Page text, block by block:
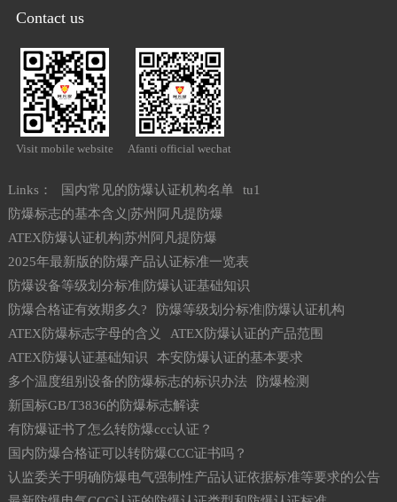
Contact us
Visit mobile website Afanti official wechat
Links： 国内常见的防爆认证机构名单
tu1
防爆标志的基本含义|苏州阿凡提防爆
ATEX防爆认证机构|苏州阿凡提防爆
2025年最新版的防爆产品认证标准一览表
防爆设备等级划分标准|防爆认证基础知识
防爆合格证有效期多久?
防爆等级划分标准|防爆认证机构
ATEX防爆标志字母的含义
ATEX防爆认证的产品范围
ATEX防爆认证基础知识
本安防爆认证的基本要求
多个温度组别设备的防爆标志的标识办法
防爆检测
新国标GB/T3836的防爆标志解读
有防爆证书了怎么转防爆ccc认证？
国内防爆合格证可以转防爆CCC证书吗？
认监委关于明确防爆电气强制性产品认证依据标准等要求的公告